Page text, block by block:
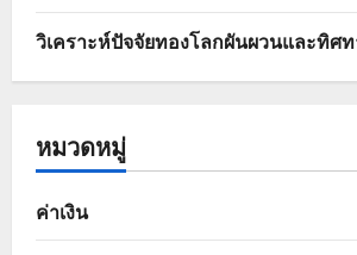
วิเคราะห์ปัจจัยทองโลกผันผวนและทิศท
หมวดหมู่
ค่าเงิน